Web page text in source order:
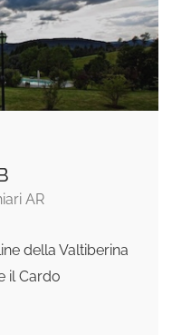
AR
della Valtiberina
il Cardo